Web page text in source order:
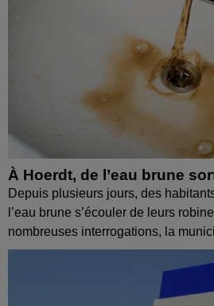
À Hoerdt, de l’eau brune
Depuis plusieurs jours, des
l’eau brune s’écouler de leurs
nombreuses interrogations, la